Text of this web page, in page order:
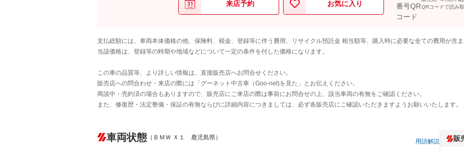
来店予約 お気に入り
QRコードで読み取
支払総額には、車両本体価格の他、保険料、税金、登録等に伴う費用、リサイクル預託金 相当額等、購入時に必要な全ての費用が含ま
当該価格は、登録等の時期や地域などについて一定の条件を付した価格になります。
この車の品質等、より詳しい情報は、直接販売店へお問合せください。
販売店への問合わせ・来店の際には「グーネット中古車（Goo-net)を見た」とお伝えください。
商談中・売約済の場合もありますので、販売店にご来店の際は事前にお問合せの上、該当車両の有無をご確認ください。
また、修復歴・法定整備・保証の有無ならびに詳細内容につきましては、必ず各販売店にご確認いただきますようお願いいたします。
車両状態 （ＢＭＷ Ｘ１ 鹿児島県）
用語解説 販